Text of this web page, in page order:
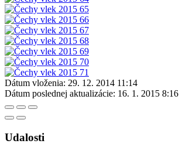
Dátum vloženia: 29. 12. 2014 11:14
Dátum poslednej aktualizácie: 16. 1. 2015 8:16
Udalosti